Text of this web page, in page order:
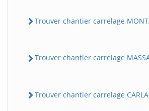
Trouver chantier carrelage
Trouver chantier carrelage
Trouver chantier carrelage